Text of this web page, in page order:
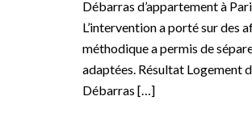
Débarras d’appartement à
L’intervention a porté sur des
méthodique a permis de
adaptées. Résultat Logement
Débarras […]